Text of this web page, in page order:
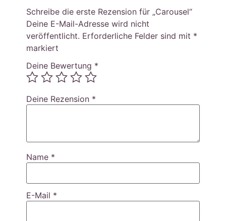
Schreibe die erste Rezension für „Carousel“
Deine E-Mail-Adresse wird nicht
veröffentlicht. Erforderliche Felder sind mit *
markiert
Deine Bewertung *
Deine Rezension *
Name *
E-Mail *